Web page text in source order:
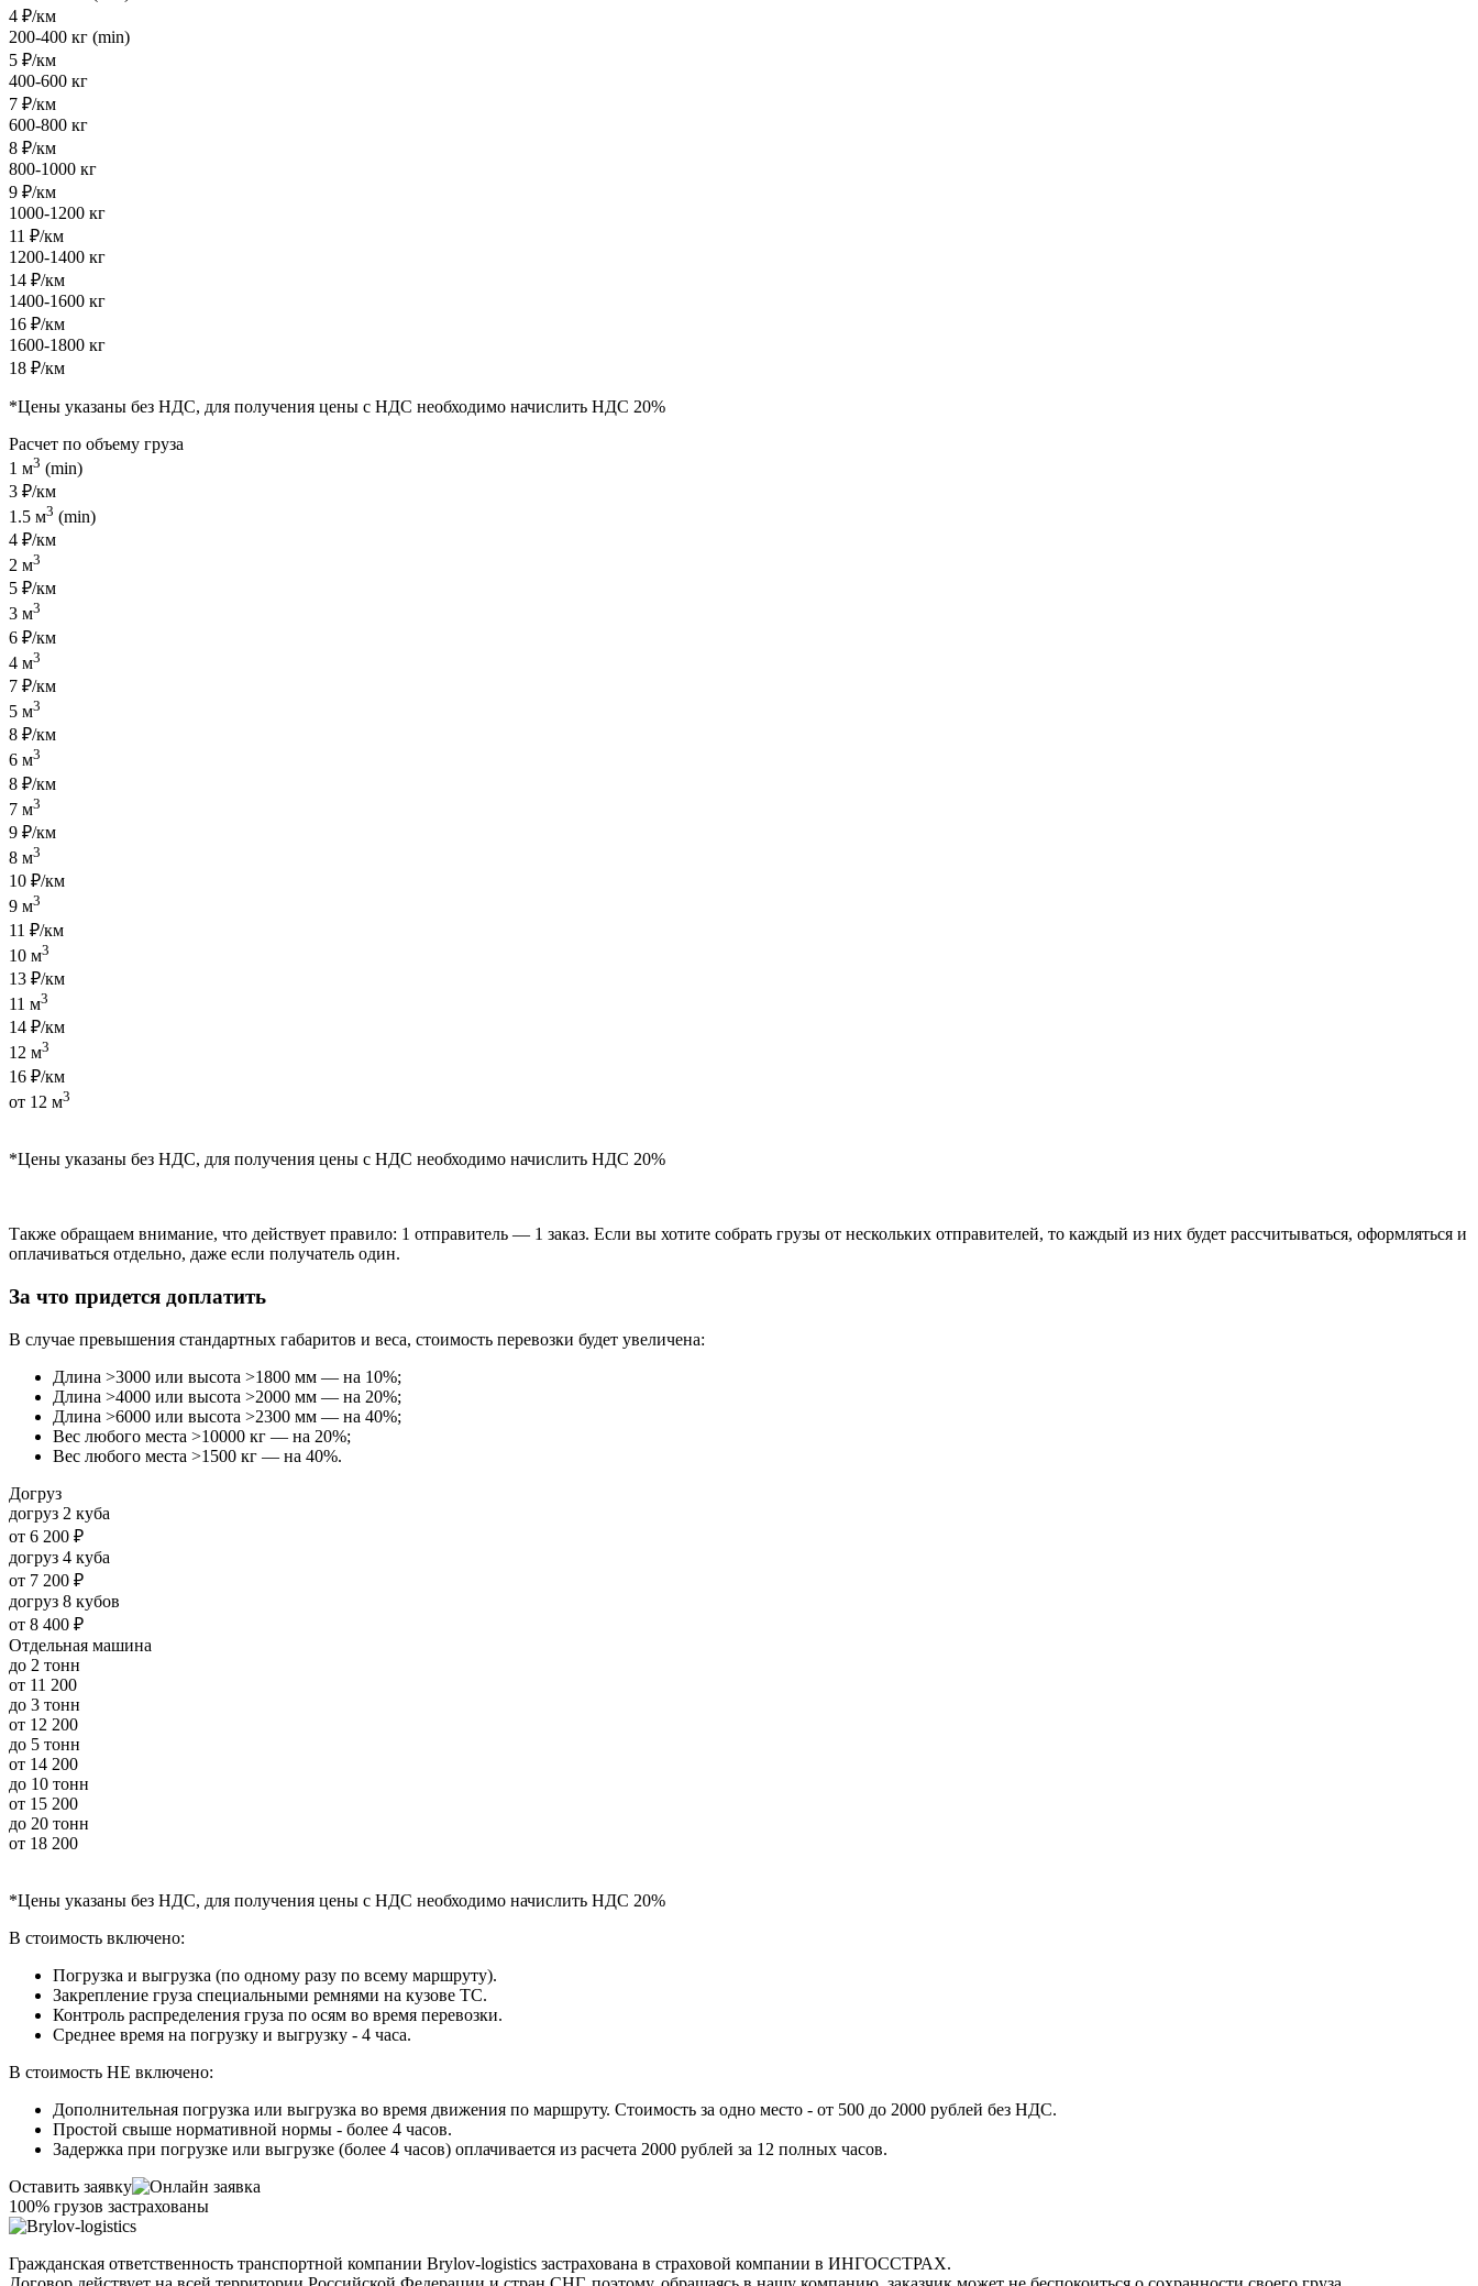
4 ₽/км
200-400 кг (min)
5 ₽/км
400-600 кг
7 ₽/км
600-800 кг
8 ₽/км
800-1000 кг
9 ₽/км
1000-1200 кг
11 ₽/км
1200-1400 кг
14 ₽/км
1400-1600 кг
16 ₽/км
1600-1800 кг
18 ₽/км
*Цены указаны без НДС, для получения цены с НДС необходимо начислить НДС 20%
Расчет по объему груза
1 м3 (min)
3 ₽/км
1.5 м3 (min)
4 ₽/км
2 м3
5 ₽/км
3 м3
6 ₽/км
4 м3
7 ₽/км
5 м3
8 ₽/км
6 м3
8 ₽/км
7 м3
9 ₽/км
8 м3
10 ₽/км
9 м3
11 ₽/км
10 м3
13 ₽/км
11 м3
14 ₽/км
12 м3
16 ₽/км
от 12 м3
*Цены указаны без НДС, для получения цены с НДС необходимо начислить НДС 20%
Также обращаем внимание, что действует правило: 1 отправитель — 1 заказ. Если вы хотите собрать грузы от нескольких отправителей, то каждый из них будет рассчитываться, оформляться и
оплачиваться отдельно, даже если получатель один.
За что придется доплатить
В случае превышения стандартных габаритов и веса, стоимость перевозки будет увеличена:
Длина >3000 или высота >1800 мм — на 10%;
Длина >4000 или высота >2000 мм — на 20%;
Длина >6000 или высота >2300 мм — на 40%;
Вес любого места >10000 кг — на 20%;
Вес любого места >1500 кг — на 40%.
Догруз
догруз 2 куба
от 6 200 ₽
догруз 4 куба
от 7 200 ₽
догруз 8 кубов
от 8 400 ₽
Отдельная машина
до 2 тонн
от 11 200
до 3 тонн
от 12 200
до 5 тонн
от 14 200
до 10 тонн
от 15 200
до 20 тонн
от 18 200
*Цены указаны без НДС, для получения цены с НДС необходимо начислить НДС 20%
В стоимость включено:
Погрузка и выгрузка (по одному разу по всему маршруту).
Закрепление груза специальными ремнями на кузове ТС.
Контроль распределения груза по осям во время перевозки.
Среднее время на погрузку и выгрузку - 4 часа.
В стоимость НЕ включено:
Дополнительная погрузка или выгрузка во время движения по маршруту. Стоимость за одно место - от 500 до 2000 рублей без НДС.
Простой свыше нормативной нормы - более 4 часов.
Задержка при погрузке или выгрузке (более 4 часов) оплачивается из расчета 2000 рублей за 12 полных часов.
Оставить заявку
100% грузов застрахованы
Гражданская ответственность транспортной компании Brylov-logistics застрахована в страховой компании в ИНГОСCТРАХ.